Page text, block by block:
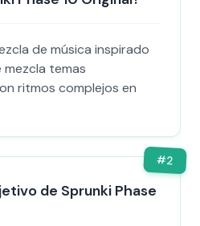
de música inspirado
mezcla temas
ritmos complejos en
#2
de Sprunki Phase